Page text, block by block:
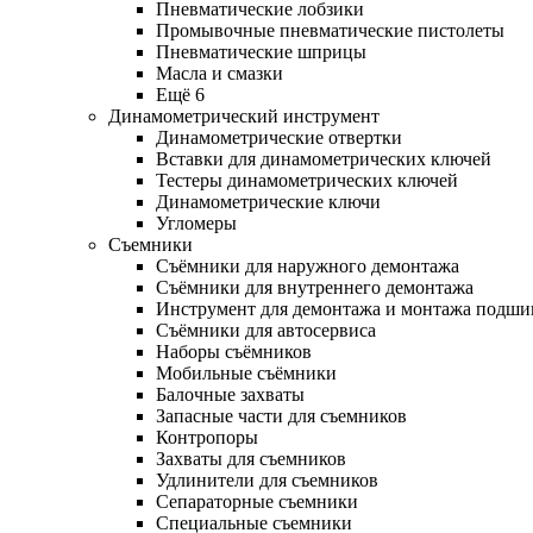
Пневматические лобзики
Промывочные пневматические пистолеты
Пневматические шприцы
Масла и смазки
Ещё 6
Динамометрический инструмент
Динамометрические отвертки
Вставки для динамометрических ключей
Тестеры динамометрических ключей
Динамометрические ключи
Угломеры
Съемники
Съёмники для наружного демонтажа
Съёмники для внутреннего демонтажа
Инструмент для демонтажа и монтажа
Съёмники для автосервиса
Наборы съёмников
Мобильные съёмники
Балочные захваты
Запасные части для съемников
Контропоры
Захваты для съемников
Удлинители для съемников
Сепараторные съемники
Специальные съемники